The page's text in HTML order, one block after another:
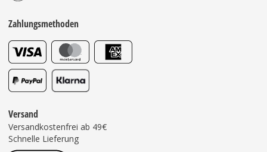
Zahlungsmethoden
Versand
Versandkostenfrei ab 49€
Schnelle Lieferung